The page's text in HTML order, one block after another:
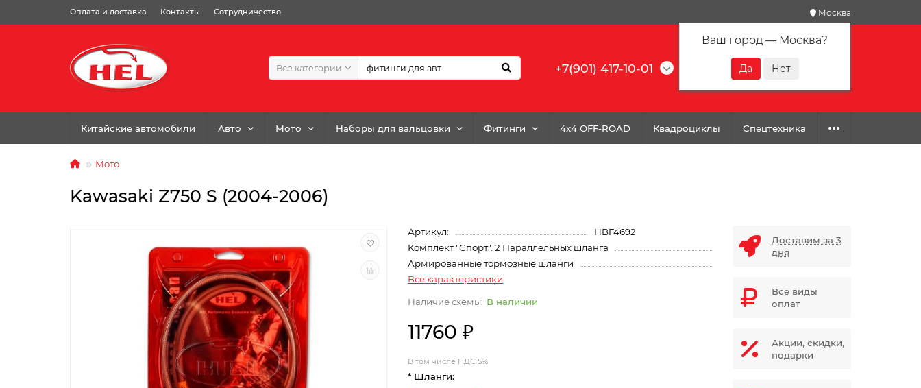
Оплата и доставка Контакты Сотрудничество Москва
Ваш город — Москва?
Все категории +7(901) 417-10-01
Китайские автомобили Авто Мото Наборы для вальцовки Фитинги 4x4 OFF-ROAD Квадроциклы Спецтехника
Мото
Kawasaki Z750 S (2004-2006)
Артикул:
HBF4692
Kомплект "Спорт". 2 Параллельных шланга
Армированные тормозные шланги
Все характеристики
В наличии
11760 ₽
В том числе НДС 5%
* Шланги:
Доставим за 3
дня
Все виды
оплат
Акции, скидки,
подарки